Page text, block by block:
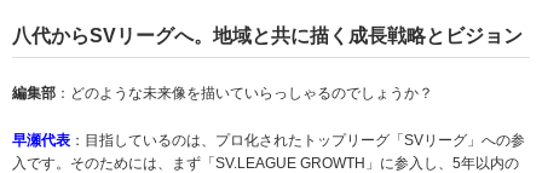
八代からSVリーグへ。地域と共に描く成長戦略とビジョン
編集部 ：どのような未来像を描いていらっしゃるのでしょうか？
早瀬代表 ：目指しているのは、プロ化されたトップリーグ「SVリーグ」への参
入です。そのためには、まず「SV.LEAGUE GROWTH」に参入し、5年以内の